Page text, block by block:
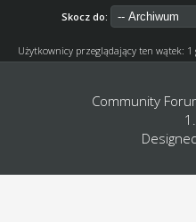
Skocz do:
Użytkownicy przeglądający ten wątek: 1
Community